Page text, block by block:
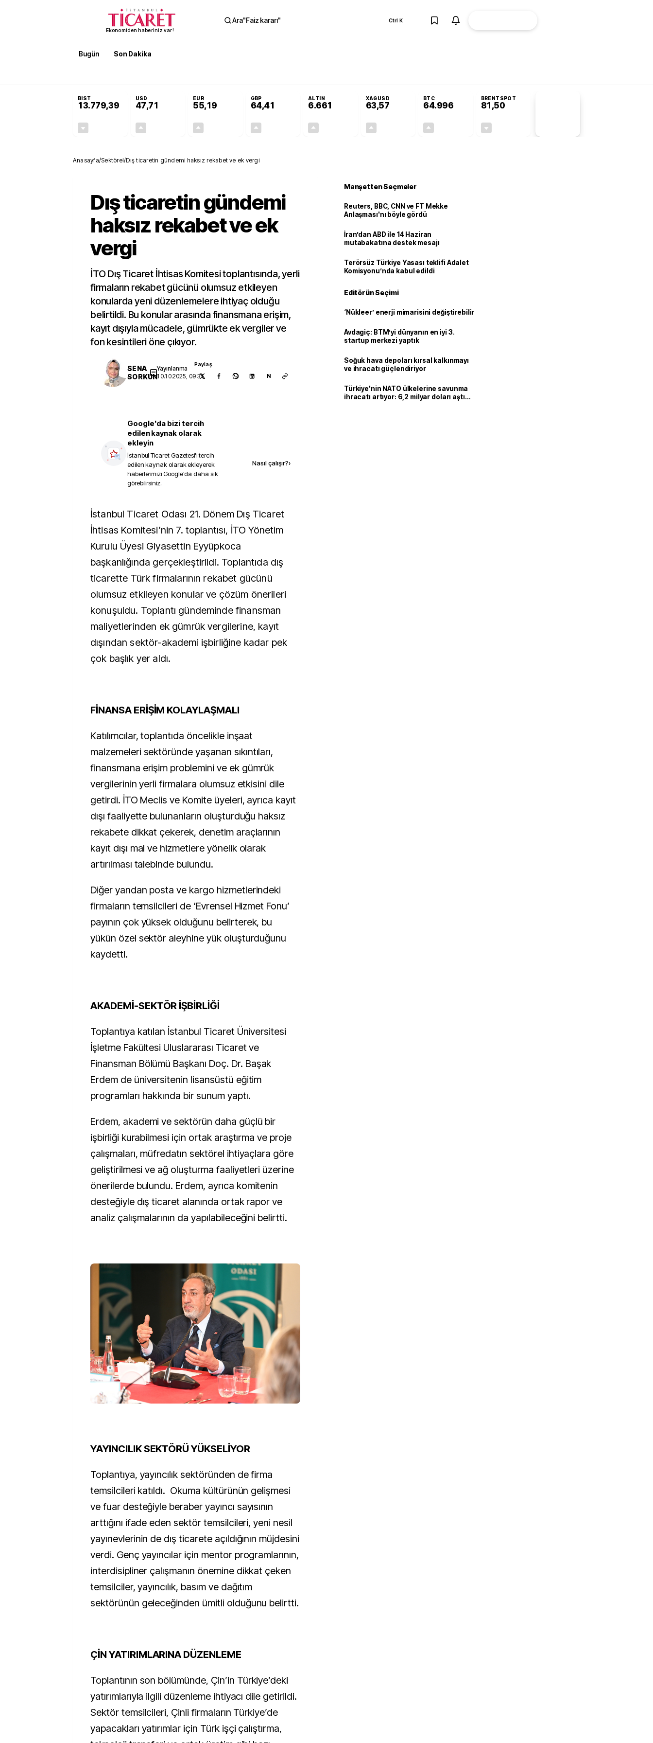
Ekonomiden haberiniz var!
Ara"Faiz kararı" Ctrl K
Bugün Son Dakika
BIST
13.779,39
USD
47,71
EUR
55,19
GBP
64,41
ALTIN
6.661
XAGUSD
63,57
BTC
64.996
BRENTSPOT
81,50
Anasayfa/Sektörel/Dış ticaretin gündemi haksız rekabet ve ek vergi
Dış ticaretin gündemi
haksız rekabet ve ek
vergi
İTO Dış Ticaret İhtisas Komitesi toplantısında, yerli
firmaların rekabet gücünü olumsuz etkileyen
konularda yeni düzenlemelere ihtiyaç olduğu
belirtildi. Bu konular arasında finansmana erişim,
kayıt dışıyla mücadele, gümrükte ek vergiler ve
fon kesintileri öne çıkıyor.
SENA
SORKUN
Yayınlanma
10.10.2025, 09:31
Paylaş
N
Google'da bizi tercih
edilen kaynak olarak
ekleyin
İstanbul Ticaret Gazetesi'i tercih
edilen kaynak olarak ekleyerek
haberlerimizi Google'da daha sık
görebilirsiniz.
Nasıl çalışır?›
İstanbul Ticaret Odası 21. Dönem Dış Ticaret
İhtisas Komitesi’nin 7. toplantısı, İTO Yönetim
Kurulu Üyesi Giyasettin Eyyüpkoca
başkanlığında gerçekleştirildi. Toplantıda dış
ticarette Türk firmalarının rekabet gücünü
olumsuz etkileyen konular ve çözüm önerileri
konuşuldu. Toplantı gündeminde finansman
maliyetlerinden ek gümrük vergilerine, kayıt
dışından sektör-akademi işbirliğine kadar pek
çok başlık yer aldı.
FİNANSA ERİŞİM KOLAYLAŞMALI
Katılımcılar, toplantıda öncelikle inşaat
malzemeleri sektöründe yaşanan sıkıntıları,
finansmana erişim problemini ve ek gümrük
vergilerinin yerli firmalara olumsuz etkisini dile
getirdi. İTO Meclis ve Komite üyeleri, ayrıca kayıt
dışı faaliyette bulunanların oluşturduğu haksız
rekabete dikkat çekerek, denetim araçlarının
kayıt dışı mal ve hizmetlere yönelik olarak
artırılması talebinde bulundu.
Diğer yandan posta ve kargo hizmetlerindeki
firmaların temsilcileri de ‘Evrensel Hizmet Fonu’
payının çok yüksek olduğunu belirterek, bu
yükün özel sektör aleyhine yük oluşturduğunu
kaydetti.
AKADEMİ-SEKTÖR İŞBİRLİĞİ
Toplantıya katılan İstanbul Ticaret Üniversitesi
İşletme Fakültesi Uluslararası Ticaret ve
Finansman Bölümü Başkanı Doç. Dr. Başak
Erdem de üniversitenin lisansüstü eğitim
programları hakkında bir sunum yaptı.
Erdem, akademi ve sektörün daha güçlü bir
işbirliği kurabilmesi için ortak araştırma ve proje
çalışmaları, müfredatın sektörel ihtiyaçlara göre
geliştirilmesi ve ağ oluşturma faaliyetleri üzerine
önerilerde bulundu. Erdem, ayrıca komitenin
desteğiyle dış ticaret alanında ortak rapor ve
analiz çalışmalarının da yapılabileceğini belirtti.
YAYINCILIK SEKTÖRÜ YÜKSELİYOR
Toplantıya, yayıncılık sektöründen de firma
temsilcileri katıldı. Okuma kültürünün gelişmesi
ve fuar desteğiyle beraber yayıncı sayısının
arttığını ifade eden sektör temsilcileri, yeni nesil
yayınevlerinin de dış ticarete açıldığının müjdesini
verdi. Genç yayıncılar için mentor programlarının,
interdisipliner çalışmanın önemine dikkat çeken
temsilciler, yayıncılık, basım ve dağıtım
sektörünün geleceğinden ümitli olduğunu belirtti.
ÇİN YATIRIMLARINA DÜZENLEME
Toplantının son bölümünde, Çin’in Türkiye’deki
yatırımlarıyla ilgili düzenleme ihtiyacı dile getirildi.
Sektör temsilcileri, Çinli firmaların Türkiye’de
yapacakları yatırımlar için Türk işçi çalıştırma,
Manşetten Seçmeler
Reuters, BBC, CNN ve FT Mekke
Anlaşması'nı böyle gördü
İran’dan ABD ile 14 Haziran
mutabakatına destek mesajı
Terörsüz Türkiye Yasası teklifi Adalet
Komisyonu’nda kabul edildi
Editörün Seçimi
‘Nükleer’ enerji mimarisini değiştirebilir
Avdagiç: BTM’yi dünyanın en iyi 3.
startup merkezi yaptık
Soğuk hava depoları kırsal kalkınmayı
ve ihracatı güçlendiriyor
Türkiye'nin NATO ülkelerine savunma
ihracatı artıyor: 6,2 milyar doları aştı